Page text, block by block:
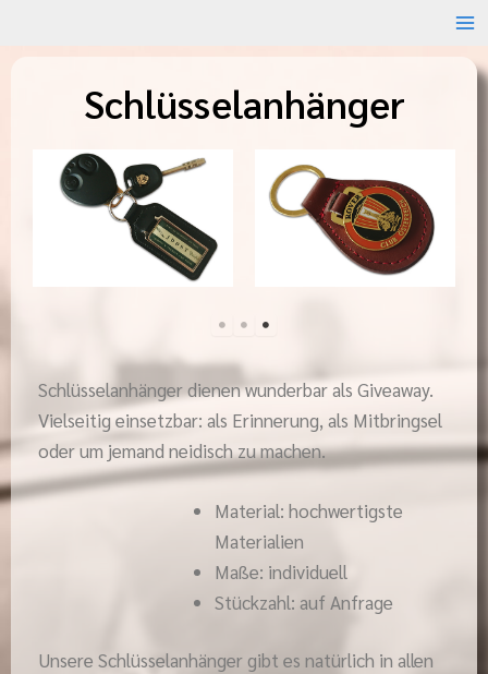
Schlüsselanhänger
Schlüsselanhänger dienen wunderbar als Giveaway.
Vielseitig einsetzbar: als Erinnerung, als Mitbringsel
oder um jemand neidisch zu machen.
Material: hochwertigste
Materialien
Maße: individuell
Stückzahl: auf Anfrage
Unsere Schlüsselanhänger gibt es natürlich in allen